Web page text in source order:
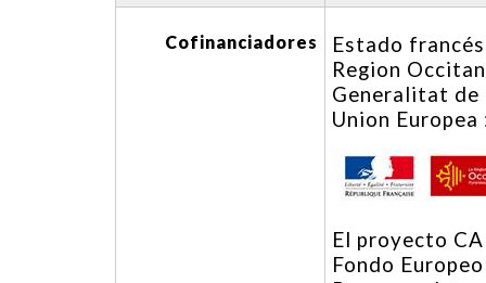
Cofinanciadores
Estado francés
Region
Generalitat de
Union
El proyecto
Fondo